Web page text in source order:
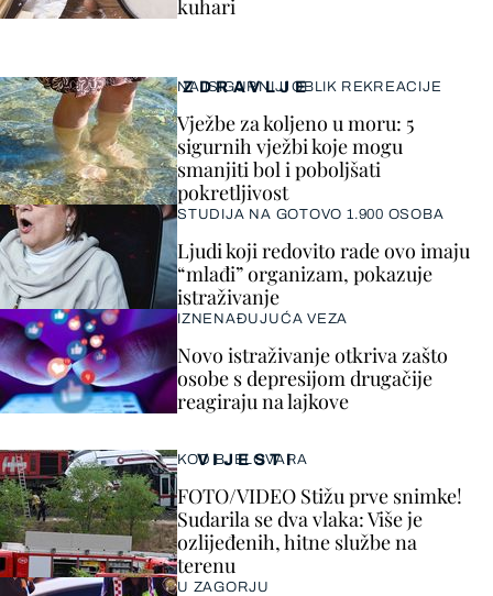
VIJESTI
KOD BJELOVARA
FOTO/VIDEO Stižu prve snimke!
Sudarila se dva vlaka: Više je
ozlijeđenih, hitne službe na
terenu
U ZAGORJU
ZDRAVLJE
NAJSIGURNIJI OBLIK REKREACIJE
Vježbe za koljeno u moru: 5
sigurnih vježbi koje mogu
smanjiti bol i poboljšati
pokretljivost
STUDIJA NA GOTOVO 1.900 OSOBA
Ljudi koji redovito rade ovo imaju
“mlađi” organizam, pokazuje
istraživanje
IZNENAĐUJUĆA VEZA
Novo istraživanje otkriva zašto
osobe s depresijom drugačije
reagiraju na lajkove
kuhari